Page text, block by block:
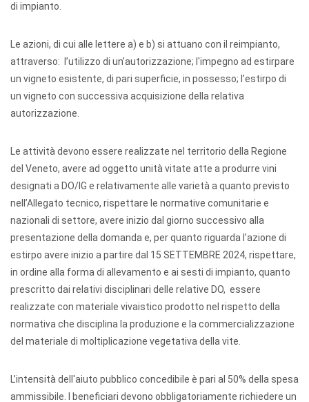
di impianto.
Le azioni, di cui alle lettere a) e b) si attuano con il reimpianto,
attraverso: l’utilizzo di un’autorizzazione; l'impegno ad estirpare
un vigneto esistente, di pari superficie, in possesso; l’estirpo di
un vigneto con successiva acquisizione della relativa
autorizzazione.
Le attività devono essere realizzate nel territorio della Regione
del Veneto, avere ad oggetto unità vitate atte a produrre vini
designati a DO/IG e relativamente alle varietà a quanto previsto
nell’Allegato tecnico, rispettare le normative comunitarie e
nazionali di settore, avere inizio dal giorno successivo alla
presentazione della domanda e, per quanto riguarda l’azione di
estirpo avere inizio a partire dal 15 SETTEMBRE 2024, rispettare,
in ordine alla forma di allevamento e ai sesti di impianto, quanto
prescritto dai relativi disciplinari delle relative DO, essere
realizzate con materiale vivaistico prodotto nel rispetto della
normativa che disciplina la produzione e la commercializzazione
del materiale di moltiplicazione vegetativa della vite.
L’intensità dell'aiuto pubblico concedibile è pari al 50% della spesa
ammissibile. I beneficiari devono obbligatoriamente richiedere un